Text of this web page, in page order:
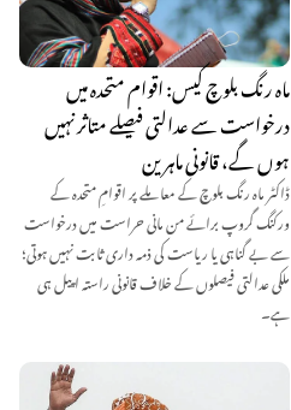
ماہ رنگ بلوچ کیس: اقوام متحدہ میں
درخواست سے عدالتی فیصلے متاثر نہیں
ہوں گے، قانونی ماہرین
ڈاکٹر ماہ رنگ بلوچ کے معاملے پر اقوامِ متحدہ کے
ورکنگ گروپ برائے من مانی حراست میں درخواست
سے بے گناہی یا ریاست کی ذمہ داری ثابت نہیں ہوتی؛
ملکی عدالتی فیصلوں کے خلاف قانونی راستہ اپیل ہی
ہے۔